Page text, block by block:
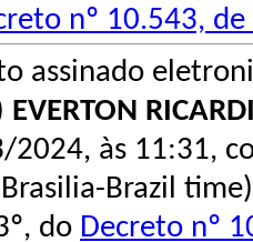
nº 10.543,
assinado
EVERTON
2024, às 11:31,
Brazil
do Decreto nº